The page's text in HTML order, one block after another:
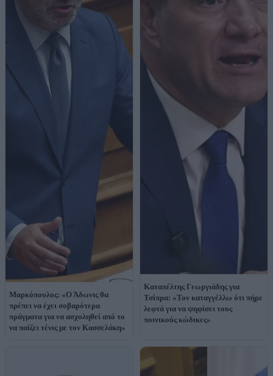
Μαρκόπουλος: «Ο Άδωνις θα
πρέπει να έχει σοβαρότερα
πράγματα για να ασχοληθεί από το
να παίζει τένις με τον Κασσελάκη»
Καταπέλτης Γεωργιάδης για
Τσίπρα: «Τον καταγγέλλω ότι πήρε
λεφτά για να ψηφίσει τους
ποινικούς κώδικες»